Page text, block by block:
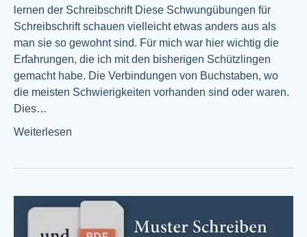
lernen der Schreibschrift Diese Schwungübungen für
Schreibschrift schauen vielleicht etwas anders aus als
man sie so gewohnt sind. Für mich war hier wichtig die
Erfahrungen, die ich mit den bisherigen Schützlingen
gemacht habe. Die Verbindungen von Buchstaben, wo
die meisten Schwierigkeiten vorhanden sind oder waren.
Dies…
Weiterlesen